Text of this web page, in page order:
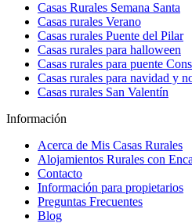
Casas Rurales Semana Santa
Casas rurales Verano
Casas rurales Puente del Pilar
Casas rurales para halloween
Casas rurales para puente
Casas rurales para navidad y
Casas rurales San Valentín
Información
Acerca de Mis Casas Rurales
Alojamientos Rurales con
Contacto
Información para propietarios
Preguntas Frecuentes
Blog